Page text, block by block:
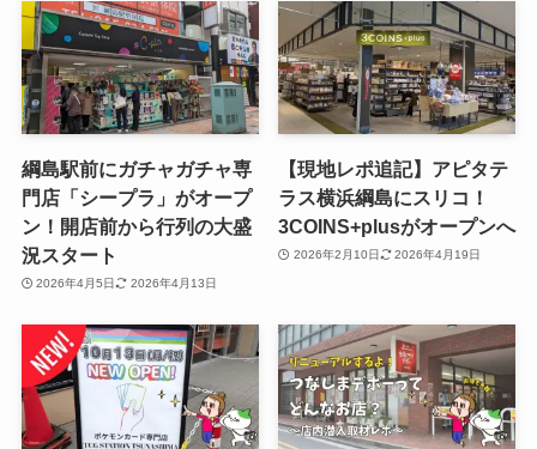
綱島駅前にガチャガチャ専
門店「シープラ」がオープ
ン！開店前から行列の大盛
況スタート
2026年4月5日 2026年4月13日
【現地レポ追記】アピタテ
ラス横浜綱島にスリコ！
3COINS+plusがオープンへ
2026年2月10日 2026年4月19日